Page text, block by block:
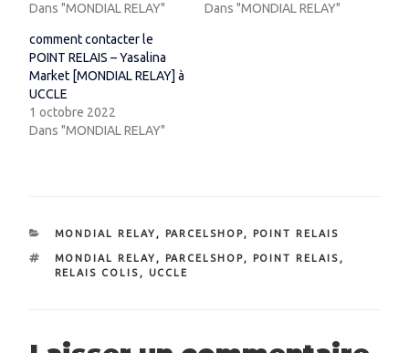
Dans "MONDIAL RELAY" Dans "MONDIAL RELAY"
comment contacter le
POINT RELAIS – Yasalina
Market [MONDIAL RELAY] à
UCCLE
1 octobre 2022
Dans "MONDIAL RELAY"
CATÉGORIES
MONDIAL RELAY, PARCELSHOP, POINT RELAIS
ÉTIQUETTES
MONDIAL RELAY, PARCELSHOP, POINT RELAIS,
RELAIS COLIS, UCCLE